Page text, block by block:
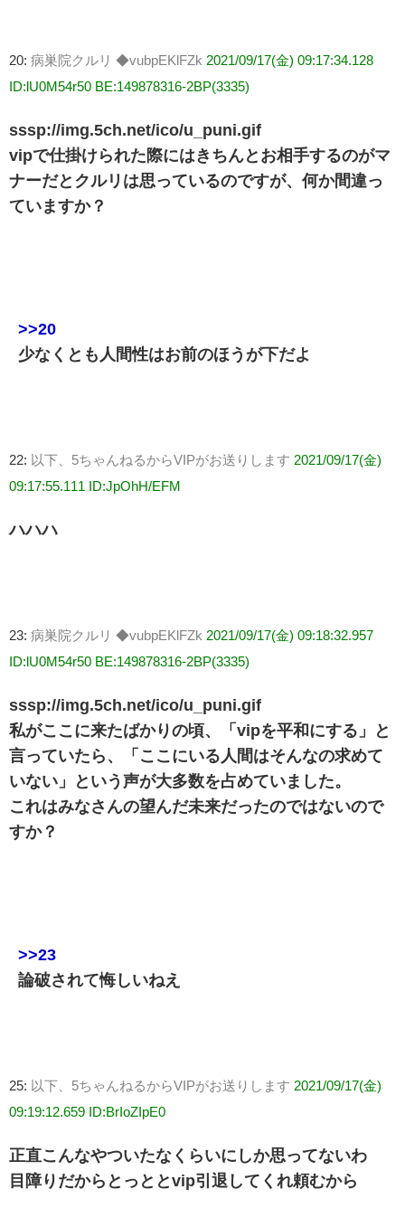
20: 病巣院クルリ ◆vubpEKlFZk 2021/09/17(金) 09:17:34.128
ID:lU0M54r50 BE:149878316-2BP(3335)
sssp://img.5ch.net/ico/u_puni.gif
vipで仕掛けられた際にはきちんとお相手するのがマ
ナーだとクルリは思っているのですが、何か間違っ
ていますか？
>>20
少なくとも人間性はお前のほうが下だよ
22: 以下、5ちゃんねるからVIPがお送りします 2021/09/17(金)
09:17:55.111 ID:JpOhH/EFM
ハハハ
23: 病巣院クルリ ◆vubpEKlFZk 2021/09/17(金) 09:18:32.957
ID:lU0M54r50 BE:149878316-2BP(3335)
sssp://img.5ch.net/ico/u_puni.gif
私がここに来たばかりの頃、「vipを平和にする」と
言っていたら、「ここにいる人間はそんなの求めて
いない」という声が大多数を占めていました。
これはみなさんの望んだ未来だったのではないので
すか？
>>23
論破されて悔しいねえ
25: 以下、5ちゃんねるからVIPがお送りします 2021/09/17(金)
09:19:12.659 ID:BrIoZIpE0
正直こんなやついたなくらいにしか思ってないわ
目障りだからとっととvip引退してくれ頼むから